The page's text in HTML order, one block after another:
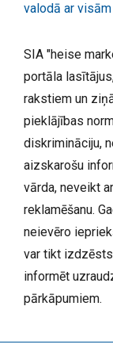
valodā ar
SIA "heise
portāla
rakstiem un
pieklājības
diskrimināciju,
aizskarošu
vārda, neveikt
reklamēšanu.
neievēro
var tikt
informēt
pārkāpumiem.